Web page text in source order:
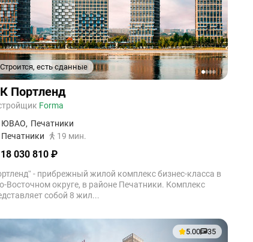
Строится, есть сданные
1234
Портленд
Forma
ЮВАО, Печатники
Печатники
19 мин.
030 810 ₽
- прибрежный жилой комплекс бизнес-класса в
Восточном округе, в районе Печатники. Комплекс
собой 8 жил...
5.00 35